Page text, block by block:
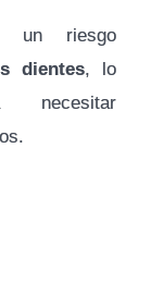
un riesgo
dientes, lo